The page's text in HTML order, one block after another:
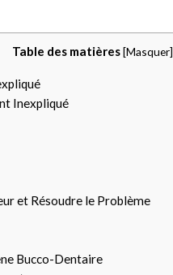
Table des matières[Masquer]
Inexpliqué
et Résoudre le Problème
Bucco-Dentaire